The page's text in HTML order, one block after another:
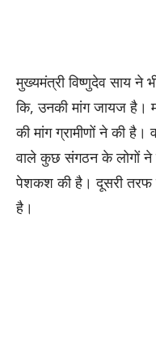
मुख्यमंत्री विष्णुदेव साय ने
कि, उनकी मांग जायज है।
की मांग ग्रामीणों ने की
वाले कुछ संगठन के लोगों ने
पेशकश की है। दूसरी तरफ
है।